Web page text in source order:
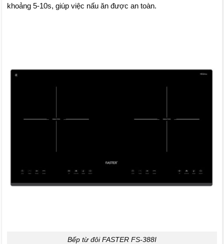
khoảng 5-10s, giúp việc nấu ăn được an toàn.
Bếp từ đôi FASTER FS-388I